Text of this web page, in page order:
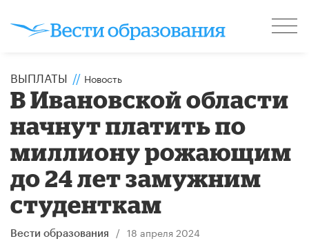
ВЫПЛАТЫ // Новость
В Ивановской области
начнут платить по
миллиону рожающим
до 24 лет замужним
студенткам
Вести образования / 18 апреля 2024